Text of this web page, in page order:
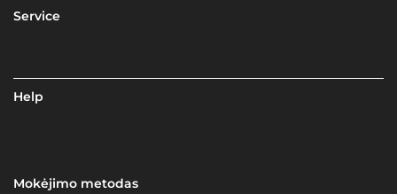
Service
Help
Mokėjimo metodas